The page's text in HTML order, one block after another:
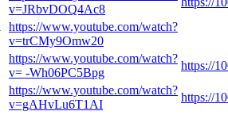
v=JRbvDOQ4Ac8
https://www.youtube.com/watch?
v=trCMy9Omw20
https://www.youtube.com/watch?
v= -Wh06PC5Bpg
https://
https://www.youtube.com/watch?
v=gAHvLu6T1AI
https://